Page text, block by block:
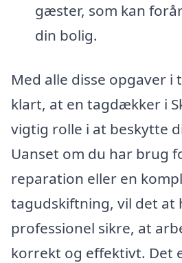
gæster, som kan
din bolig.
Med alle disse opgaver i
klart, at en tagdækker i
vigtig rolle i at beskytte
Uanset om du har brug
reparation eller en
tagudskiftning, vil det at
professionel sikre, at
korrekt og effektivt. Det